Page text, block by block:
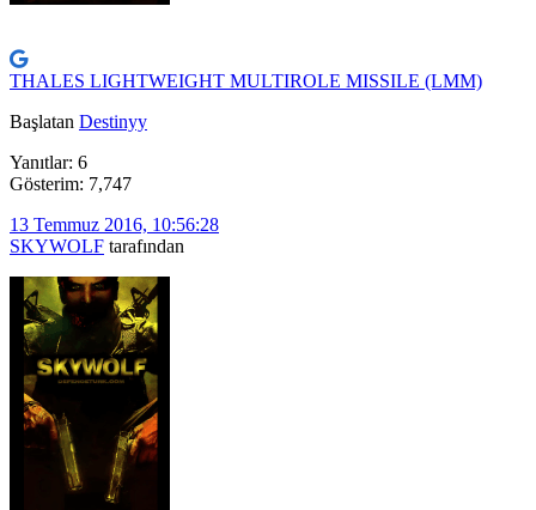
THALES LIGHTWEIGHT MULTIROLE MISSILE (LMM)
Başlatan Destinyy
Yanıtlar: 6
Gösterim: 7,747
13 Temmuz 2016, 10:56:28
SKYWOLF tarafından